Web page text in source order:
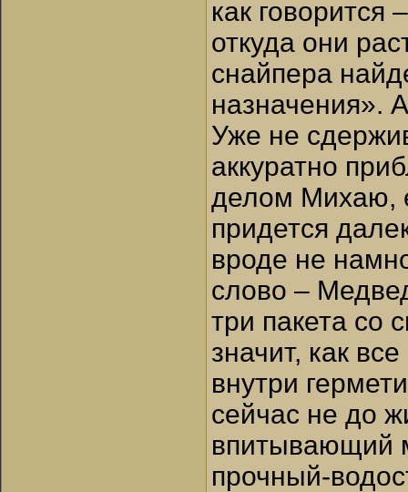
как говорится
откуда они
снайпера
назначения».
Уже не
аккуратно
делом Михаю,
придется
вроде не
слово –
три пакета со
значит, как
внутри
сейчас не до
впитывающий
прочный-